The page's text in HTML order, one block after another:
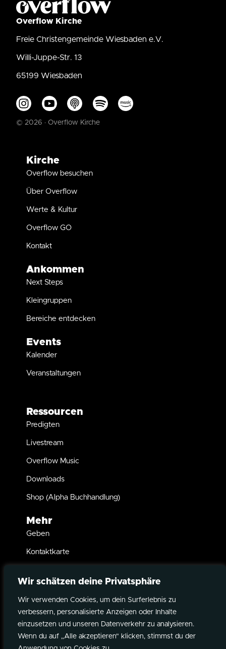
Wir schätzen deine Privatsphäre
Wir verwenden Cookies, um dein Surferlebnis zu
verbessern, personalisierte Anzeigen oder Inhalte
einzusetzen und unseren Datenverkehr zu analysieren.
Wenn du auf „Alle akzeptieren" klicken, stimmst du der
Overflow Kirche
Freie Christengemeinde Wiesbaden e.V.
Willi-Juppe-Str. 13
65199 Wiesbaden
© 2026 · Overflow Kirche
Kirche
Overflow besuchen
Über Overflow
Werte & Kultur
Overflow GO
Kontakt
Ankommen
Next Steps
Kleingruppen
Bereiche entdecken
Events
Kalender
Veranstaltungen
Ressourcen
Predigten
Livestream
Overflow Music
Downloads
Shop (Alpha Buchhandlung)
Mehr
Geben
Kontaktkarte
Datenschutz
Instagram YouTube Spotify
©2026 Overflow Kirche